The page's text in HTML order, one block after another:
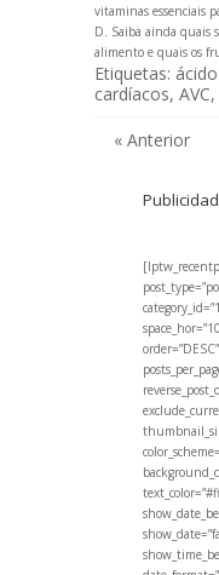
vitaminas essenciais
D . Saiba ainda quais
alimentoe quais os
Etiquetas:
cardíacos, AVC,
« Anterior